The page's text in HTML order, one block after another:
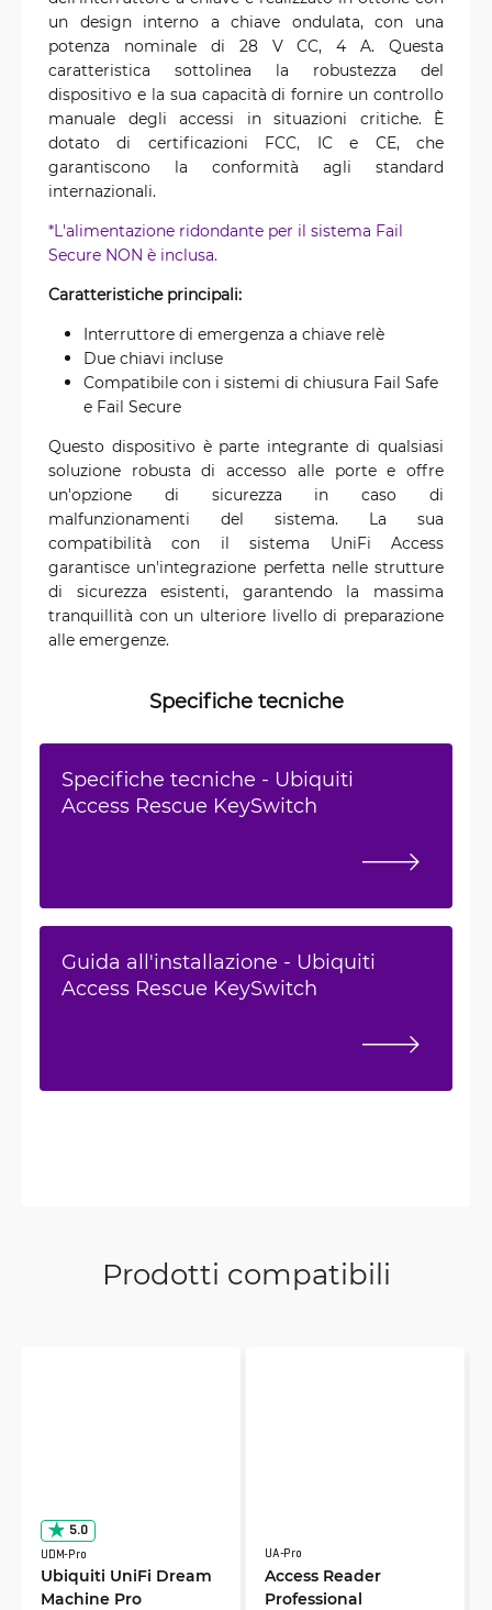
un design interno a chiave ondulata, con una
potenza nominale di 28 V CC, 4 A. Questa
caratteristica sottolinea la robustezza del
dispositivo e la sua capacità di fornire un controllo
manuale degli accessi in situazioni critiche. È
dotato di certificazioni FCC, IC e CE, che
garantiscono la conformità agli standard
internazionali.
*L'alimentazione ridondante per il sistema Fail
Secure NON è inclusa.
Caratteristiche principali:
Interruttore di emergenza a chiave relè
Due chiavi incluse
Compatibile con i sistemi di chiusura Fail Safe
e Fail Secure
Questo dispositivo è parte integrante di qualsiasi
soluzione robusta di accesso alle porte e offre
un'opzione di sicurezza in caso di
malfunzionamenti del sistema. La sua
compatibilità con il sistema UniFi Access
garantisce un'integrazione perfetta nelle strutture
di sicurezza esistenti, garantendo la massima
tranquillità con un ulteriore livello di preparazione
alle emergenze.
Specifiche tecniche
Specifiche tecniche - Ubiquiti
Access Rescue KeySwitch
Guida all'installazione - Ubiquiti
Access Rescue KeySwitch
Prodotti compatibili
5.0
UDM-Pro
Ubiquiti UniFi Dream
Machine Pro
UA-Pro
Access Reader
Professional